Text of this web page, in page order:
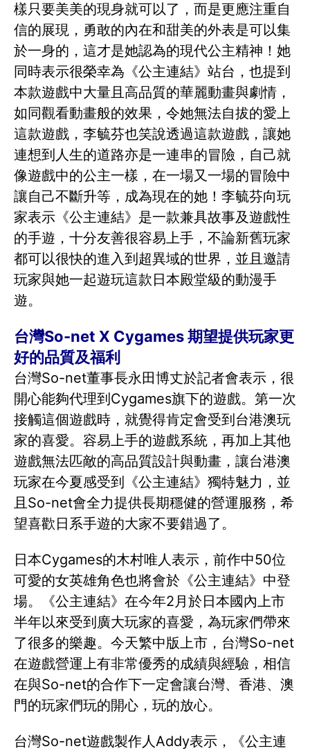
樣只要美美的現身就可以了，而是更應注重自
信的展現，勇敢的內在和甜美的外表是可以集
於一身的，這才是她認為的現代公主精神！她
同時表示很榮幸為《公主連結》站台，也提到
本款遊戲中大量且高品質的華麗動畫與劇情，
如同觀看動畫般的效果，令她無法自拔的愛上
這款遊戲，李毓芬也笑說透過這款遊戲，讓她
連想到人生的道路亦是一連串的冒險，自己就
像遊戲中的公主一樣，在一場又一場的冒險中
讓自己不斷升等，成為現在的她！李毓芬向玩
家表示《公主連結》是一款兼具故事及遊戲性
的手遊，十分友善很容易上手，不論新舊玩家
都可以很快的進入到超異域的世界，並且邀請
玩家與她一起遊玩這款日本殿堂級的動漫手
遊。
台灣So-net X Cygames 期望提供玩家更
好的品質及福利
台灣So-net董事長永田博丈於記者會表示，很
開心能夠代理到Cygames旗下的遊戲。第一次
接觸這個遊戲時，就覺得肯定會受到台港澳玩
家的喜愛。容易上手的遊戲系統，再加上其他
遊戲無法匹敵的高品質設計與動畫，讓台港澳
玩家在今夏感受到《公主連結》獨特魅力，並
且So-net會全力提供長期穩健的營運服務，希
望喜歡日系手遊的大家不要錯過了。
日本Cygames的木村唯人表示，前作中50位
可愛的女英雄角色也將會於《公主連結》中登
場。《公主連結》在今年2月於日本國內上市
半年以來受到廣大玩家的喜愛，為玩家們帶來
了很多的樂趣。今天繁中版上市，台灣So-net
在遊戲營運上有非常優秀的成績與經驗，相信
在與So-net的合作下一定會讓台灣、香港、澳
門的玩家們玩的開心，玩的放心。
台灣So-net遊戲製作人Addy表示，《公主連